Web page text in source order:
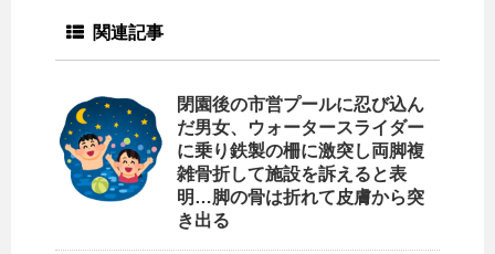
関連記事
閉園後の市営プールに忍び込ん
だ男女、ウォータースライダー
に乗り鉄製の柵に激突し両脚複
雑骨折して施設を訴えると表
明…脚の骨は折れて皮膚から突
き出る